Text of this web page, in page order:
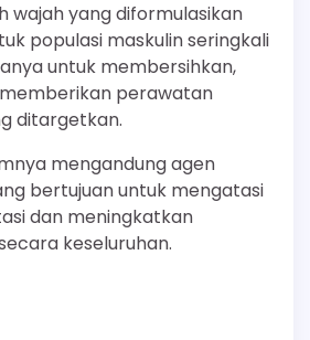
wajah yang diformulasikan
populasi maskulin seringkali
untuk membersihkan,
perawatan
ditargetkan.
mengandung agen
bertujuan untuk mengatasi
dan meningkatkan
keseluruhan.